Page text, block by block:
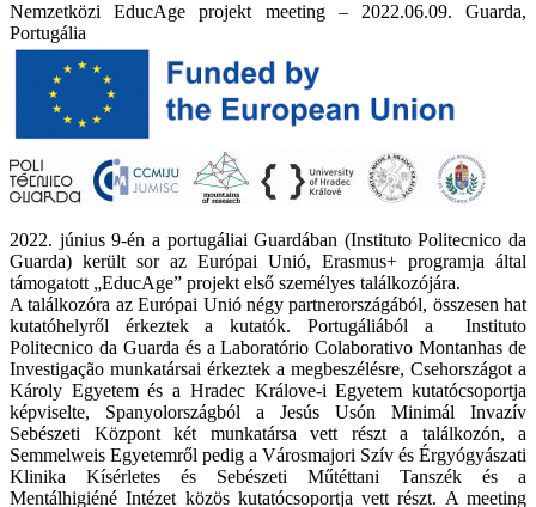
Nemzetközi EducAge projekt meeting – 2022.06.09. Guarda,
Portugália
2022. június 9-én a portugáliai Guardában (Instituto Politecnico da
Guarda) került sor az Európai Unió, Erasmus+ programja által
támogatott „EducAge” projekt első személyes találkozójára.
A találkozóra az Európai Unió négy partnerországából, összesen hat
kutatóhelyről érkeztek a kutatók. Portugáliából a Instituto
Politecnico da Guarda és a Laboratório Colaborativo Montanhas de
Investigação munkatársai érkeztek a megbeszélésre, Csehországot a
Károly Egyetem és a Hradec Králove-i Egyetem kutatócsoportja
képviselte, Spanyolországból a Jesús Usón Minimál Invazív
Sebészeti Központ két munkatársa vett részt a találkozón, a
Semmelweis Egyetemről pedig a Városmajori Szív és Érgyógyászati
Klinika Kísérletes és Sebészeti Műtéttani Tanszék és a
Mentálhigiéné Intézet közös kutatócsoportja vett részt. A meeting